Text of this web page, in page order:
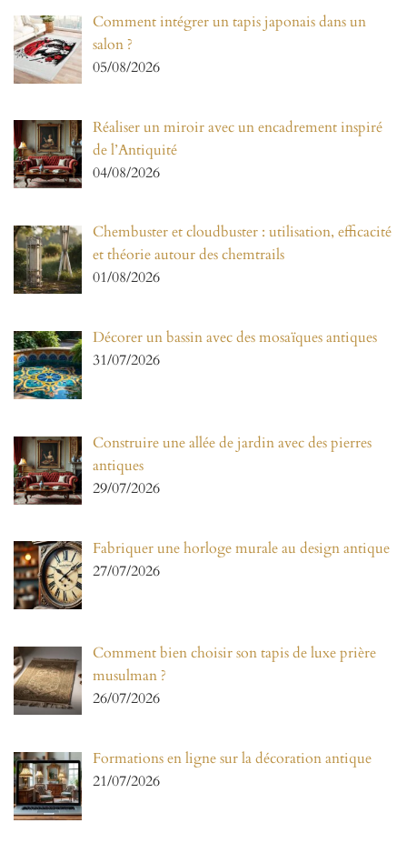
Comment intégrer un tapis japonais dans un
salon ?
05/08/2026
Réaliser un miroir avec un encadrement inspiré
de l’Antiquité
04/08/2026
Chembuster et cloudbuster : utilisation, efficacité
et théorie autour des chemtrails
01/08/2026
Décorer un bassin avec des mosaïques antiques
31/07/2026
Construire une allée de jardin avec des pierres
antiques
29/07/2026
Fabriquer une horloge murale au design antique
27/07/2026
Comment bien choisir son tapis de luxe prière
musulman ?
26/07/2026
Formations en ligne sur la décoration antique
21/07/2026